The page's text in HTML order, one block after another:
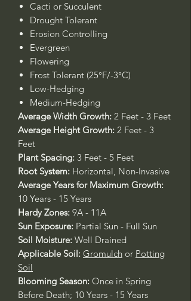
Cacti or Succulent
Drought Tolerant
Erosion Controlling
Evergreen
Flowering
Frost Tolerant (25°F/-3°C)
Low-Hedging
Medium-Hedging
Average Width Growth: 2 Feet - 3 Feet
Average Height Growth: 2 Feet - 3
Feet
Plant Spacing: 3 Feet - 5 Feet
Root System: Horizontal, Non-Invasive
Average Years for Maximum Growth:
10 Years - 15 Years
Hardy Zones: 9A - 11A
Sun Exposure: Partial Sun - Full Sun
Soil Moisture: Well Drained
Applicable Soil: Gromulch or Potting
Soil
Blooming Season: Once in Spring
Before Death; 10 Years - 15 Years